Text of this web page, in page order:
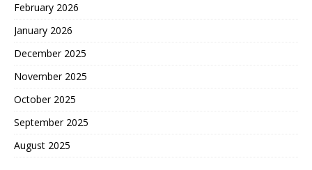
February 2026
January 2026
December 2025
November 2025
October 2025
September 2025
August 2025